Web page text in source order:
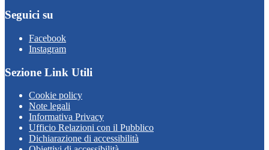
Seguici su
Facebook
Instagram
Sezione Link Utili
Cookie policy
Note legali
Informativa Privacy
Ufficio Relazioni con il Pubblico
Dichiarazione di accessibilità